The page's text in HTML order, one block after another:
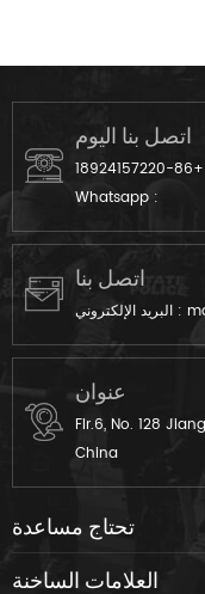
اتصل بنا اليوم
+86-18924157220
Whatsapp :
اتصل بنا
البريد الإلكتروني :
عنوان
Flr.6, No. 128
China
تحتاج مساعدة
العلامات الساخنة